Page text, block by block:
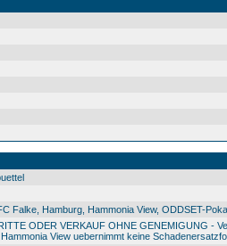
Falke, Hamburg, Hammonia View, ODDSET-
ODER VERKAUF OHNE GENEMIGUNG -
View uebernimmt keine